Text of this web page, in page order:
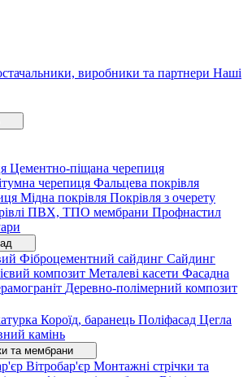
виробники та партнери Наші
Цементно-піщана черепиця
черепиця Фальцева покрівля
Мідна покрівля Покрівля з очерету
ПВХ, ТПО мембрани Профнастил
Фіброцементний сайдинг Сайдинг
композит Металеві касети Фасадна
Деревно-полімерний композит
Короїд, баранець Поліфасад Цегла
камінь
та мембрани
Вітробар'єр Монтажні стрічки та